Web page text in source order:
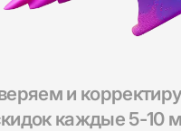
и
каждые 5-10